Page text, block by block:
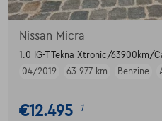
Nissan Micra
1.0 IG-T Tekna Xtronic/
04/2019
63.977 km Benzine
€12.495 1